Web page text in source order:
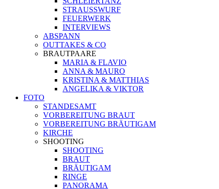
STRAUSSWURF
FEUERWERK
INTERVIEWS
ABSPANN
OUTTAKES & CO
BRAUTPAARE
MARIA & FLAVIO
ANNA & MAURO
KRISTINA & MATTHIAS
ANGELIKA & VIKTOR
FOTO
STANDESAMT
VORBEREITUNG BRAUT
VORBEREITUNG BRÄUTIGAM
KIRCHE
SHOOTING
SHOOTING
BRAUT
BRÄUTIGAM
RINGE
PANORAMA